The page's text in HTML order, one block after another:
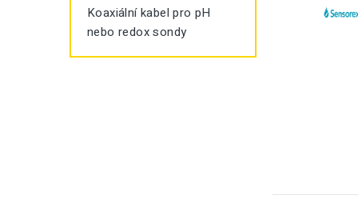
Koaxiální kabel pro pH
nebo redox sondy